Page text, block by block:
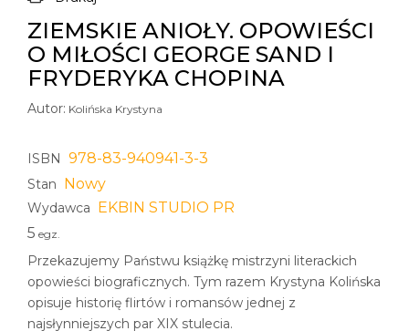
ZIEMSKIE ANIOŁY. OPOWIEŚCI
O MIŁOŚCI GEORGE SAND I
FRYDERYKA CHOPINA
Autor: Kolińska Krystyna
ISBN 978-83-940941-3-3
Stan Nowy
Wydawca EKBIN STUDIO PR
5 egz.
Przekazujemy Państwu książkę mistrzyni literackich
opowieści biograficznych. Tym razem Krystyna Kolińska
opisuje historię flirtów i romansów jednej z
najsłynniejszych par XIX stulecia.